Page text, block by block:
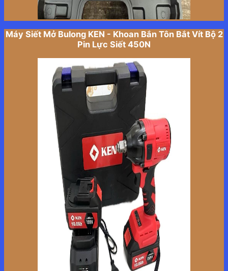
Máy Siết Mở Bulong KEN - Khoan Bắn Tôn Bắt Vít Bộ 2
Pin Lực Siết 450N